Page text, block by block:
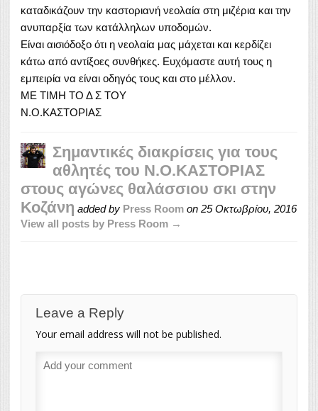
καταδικάζουν την καστοριανή νεολαία στη μιζέρια και την
ανυπαρξία των κατάλληλων υποδομών.
Είναι αισιόδοξο ότι η νεολαία μας μάχεται και κερδίζει
κάτω από αντίξοες συνθήκες. Ευχόμαστε αυτή τους η
εμπειρία να είναι οδηγός τους και στο μέλλον.
ΜΕ ΤΙΜΗ ΤΟ Δ Σ ΤΟΥ
Ν.Ο.ΚΑΣΤΟΡΙΑΣ
Σημαντικές διακρίσεις για τους
αθλητές του Ν.Ο.ΚΑΣΤΟΡΙΑΣ
στους αγώνες θαλάσσιου σκι στην
Κοζάνη added by Press Room on 25 Οκτωβρίου, 2016
View all posts by Press Room →
Leave a Reply
Your email address will not be published.